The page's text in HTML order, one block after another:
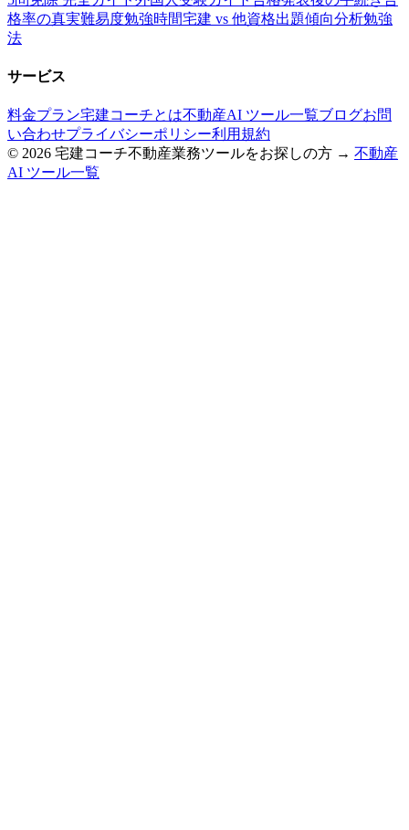
格率の真実難易度勉強時間宅建 vs 他資格出題傾向分析勉強
法
サービス
料金プラン宅建コーチとは不動産AI ツール一覧ブログお問
い合わせプライバシーポリシー利用規約
© 2026 宅建コーチ不動産業務ツールをお探しの方 → 不動産
AI ツール一覧